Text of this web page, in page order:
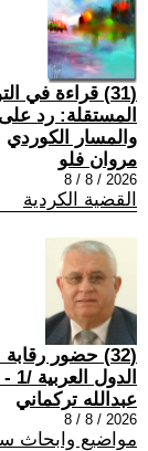
(31) قراءة في
المستقلة: رد
والمسار الكوردي
مروان فلو
2026 / 8 / 8
القضية الكردية
(32) حضور
الدول العربية /1 - 3/
عبدالله تركماني
2026 / 8 / 8
مواضيع وابحاث